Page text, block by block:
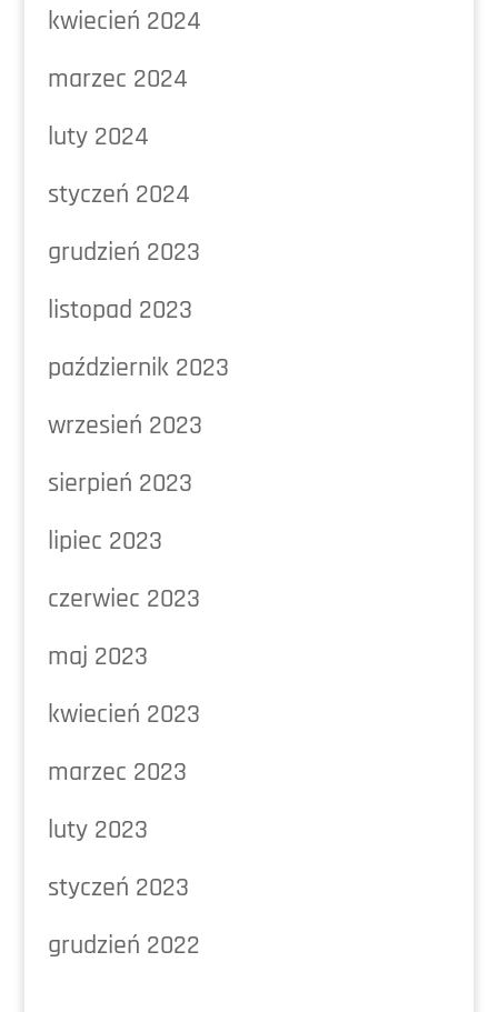
kwiecień 2024
marzec 2024
luty 2024
styczeń 2024
grudzień 2023
listopad 2023
październik 2023
wrzesień 2023
sierpień 2023
lipiec 2023
czerwiec 2023
maj 2023
kwiecień 2023
marzec 2023
luty 2023
styczeń 2023
grudzień 2022